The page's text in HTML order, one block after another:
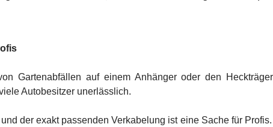
Gartenabfällen auf einem Anhänger oder den
Autobesitzer unerlässlich.
der exakt passenden Verkabelung ist eine Sache für